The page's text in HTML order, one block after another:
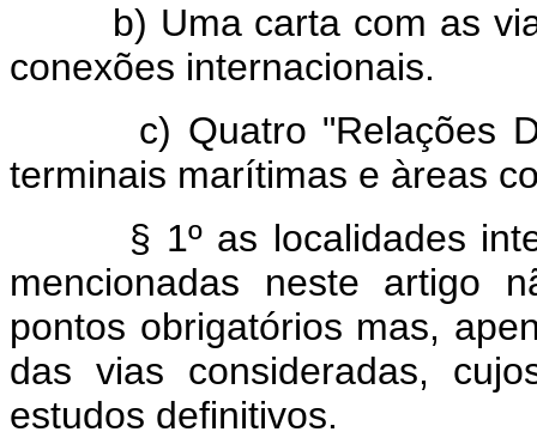
b) Uma carta com as vias
conexões internacionais.
c) Quatro "Relações
terminais marítimas e àreas
§ 1º as localidades
mencionadas neste artigo
pontos obrigatórios mas,
das vias consideradas,
estudos definitivos.